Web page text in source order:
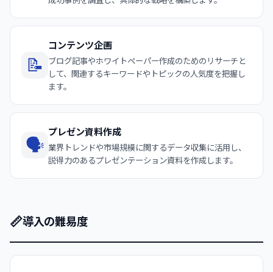
📝
コンテンツ企画
ブログ記事やホワイトペーパー作成のためのリサーチと
して、関連するキーワードやトピックの人気度を把握し
ます。
🗣️
プレゼン資料作成
業界トレンドや市場規模に関するデータ収集に活用し、
説得力のあるプレゼンテーション資料を作成します。
📏導入の難易度